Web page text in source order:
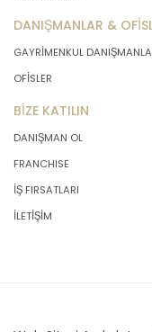
DANIŞMANLAR &
GAYRİMENKUL
OFİSLER
BİZE KATILIN
DANIŞMAN OL
FRANCHISE
İŞ FIRSATLARI
İLETİŞİM